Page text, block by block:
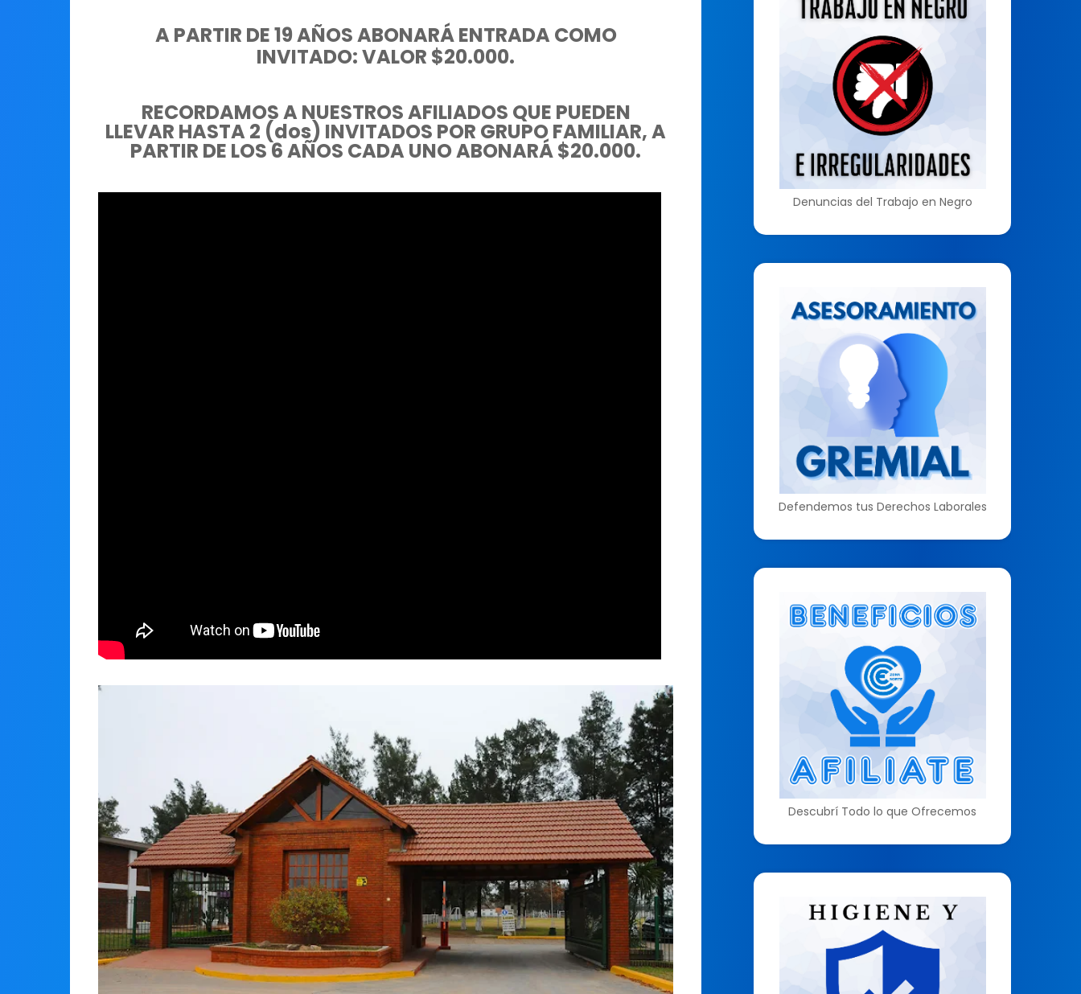
A PARTIR DE 19 AÑOS ABONARÁ ENTRADA COMO
INVITADO: VALOR $20.000.
RECORDAMOS A NUESTROS AFILIADOS QUE PUEDEN
LLEVAR HASTA 2 (dos) INVITADOS POR GRUPO FAMILIAR, A
PARTIR DE LOS 6 AÑOS CADA UNO ABONARÁ $20.000.
Denuncias del Trabajo en Negro
Defendemos tus Derechos Laborales
Descubrí Todo lo que Ofrecemos